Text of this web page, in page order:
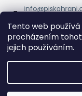
Tento web
procházením
jejich používáním.
info@
723 753 053
Piskohrani
piskohrani/
+420 723 753